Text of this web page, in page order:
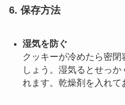
6. 保存方法
湿気を防ぐ
クッキーが冷めたら密閉
しょう。湿気るとせっ
れます。乾燥剤を入れて